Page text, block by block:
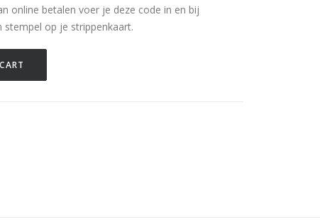
online betalen voer je deze code in en bij
stempel op je strippenkaart.